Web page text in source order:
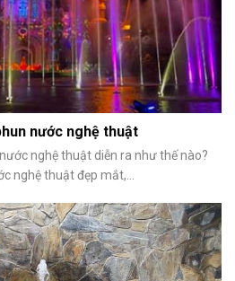
nước nghệ thuật
nghệ thuật diễn ra như thế nào?
nghệ thuật đẹp mắt,...